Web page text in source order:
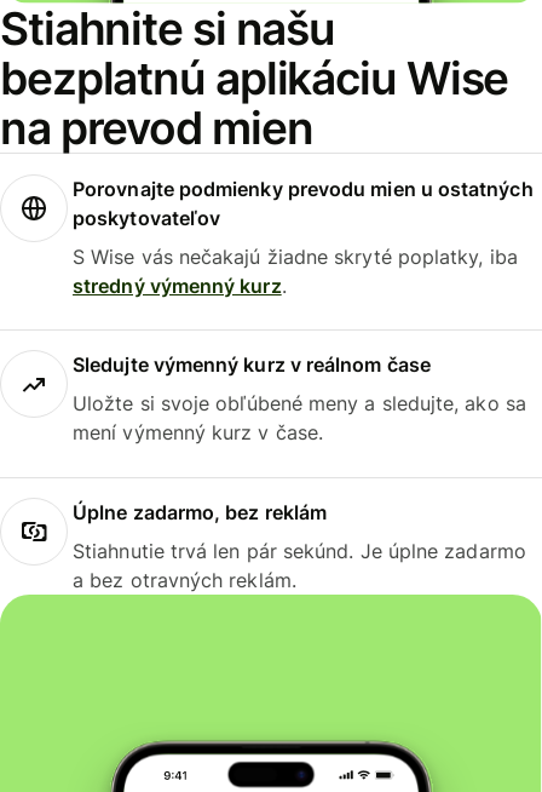
Stiahnite si našu
bezplatnú aplikáciu Wise
na prevod mien
Porovnajte podmienky prevodu mien u ostatných
poskytovateľov
S Wise vás nečakajú žiadne skryté poplatky, iba
stredný výmenný kurz.
Sledujte výmenný kurz v reálnom čase
Uložte si svoje obľúbené meny a sledujte, ako sa
mení výmenný kurz v čase.
Úplne zadarmo, bez reklám
Stiahnutie trvá len pár sekúnd. Je úplne zadarmo
a bez otravných reklám.